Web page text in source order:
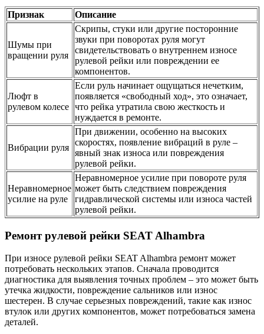
Признак Описание
Шумы при
вращении руля
Скрипы, стуки или другие посторонние
звуки при поворотах руля могут
свидетельствовать о внутреннем износе
рулевой рейки или повреждении ее
компонентов.
Люфт в
рулевом колесе
Если руль начинает ощущаться нечетким,
появляется «свободный ход», это означает,
что рейка утратила свою жесткость и
нуждается в ремонте.
Вибрации руля
При движении, особенно на высоких
скоростях, появление вибраций в руле –
явный знак износа или повреждения
рулевой рейки.
Неравномерное
усилие на руле
Неравномерное усилие при повороте руля
может быть следствием повреждения
гидравлической системы или износа частей
рулевой рейки.
Ремонт рулевой рейки SEAT Alhambra
При износе рулевой рейки SEAT Alhambra ремонт может
потребовать нескольких этапов. Сначала проводится
диагностика для выявления точных проблем – это может быть
утечка жидкости, повреждение сальников или износ
шестерен. В случае серьезных повреждений, такие как износ
втулок или других компонентов, может потребоваться замена
деталей.